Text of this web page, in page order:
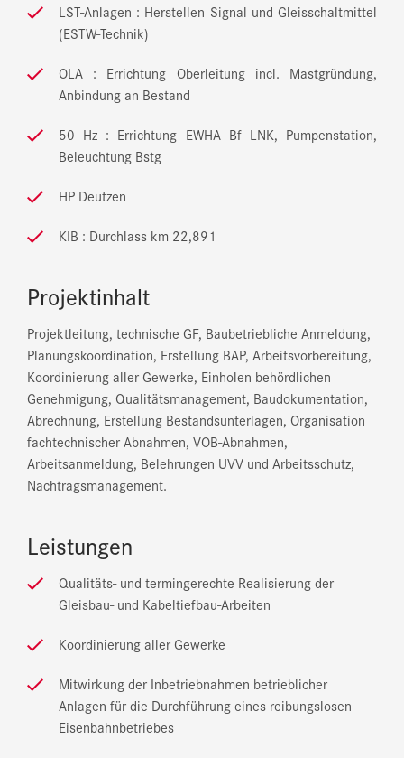
LST-Anlagen : Herstellen Signal und Gleisschaltmittel
(ESTW-Technik)
OLA : Errichtung Oberleitung incl. Mastgründung,
Anbindung an Bestand
50 Hz : Errichtung EWHA Bf LNK, Pumpenstation,
Beleuchtung Bstg
HP Deutzen
KIB : Durchlass km 22,891
Projektinhalt
Projektleitung, technische GF, Baubetriebliche Anmeldung,
Planungskoordination, Erstellung BAP, Arbeitsvorbereitung,
Koordinierung aller Gewerke, Einholen behördlichen
Genehmigung, Qualitätsmanagement, Baudokumentation,
Abrechnung, Erstellung Bestandsunterlagen, Organisation
fachtechnischer Abnahmen, VOB-Abnahmen,
Arbeitsanmeldung, Belehrungen UVV und Arbeitsschutz,
Nachtragsmanagement.
Leistungen
Qualitäts- und termingerechte Realisierung der
Gleisbau- und Kabeltiefbau-Arbeiten
Koordinierung aller Gewerke
Mitwirkung der Inbetriebnahmen betrieblicher
Anlagen für die Durchführung eines reibungslosen
Eisenbahnbetriebes